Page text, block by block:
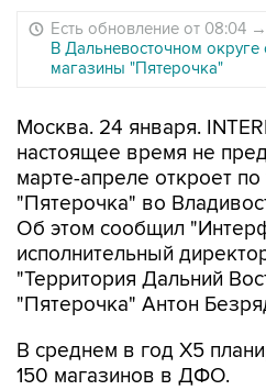
Есть обновление от 08:04 →
В Дальневосточном
магазины "Пятерочка"
Москва. 24 января.
настоящее время не
марте-апреле откроет по
"Пятерочка" во
Об этом сообщил
исполнительный
"Территория Дальний
"Пятерочка" Антон
В среднем в год X5
150 магазинов в ДФО.